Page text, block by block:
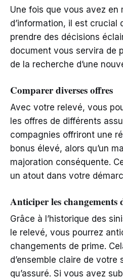
Une fois que vous avez en
d’information, il est crucial
prendre des décisions
document vous servira de
de la recherche d’une
Comparer diverses offres
Avec votre relevé, vous
les offres de différents
compagnies offriront une
bonus élevé, alors qu’un
majoration conséquente.
un atout dans votre
Anticiper les changements
Grâce à l’historique des
le relevé, vous pourrez
changements de prime.
d’ensemble claire de votre
qu’assuré. Si vous avez